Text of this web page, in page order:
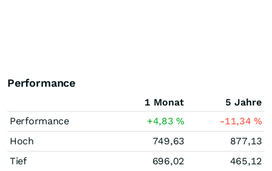
Performance
1 Monat
5 Jahre
Performance
+4,83% -11,34%
Hoch
749,63
877,13
Tief
696,02
465,12